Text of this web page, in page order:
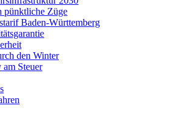
pünktliche Züge
Baden-Württemberg
den Winter
am Steuer